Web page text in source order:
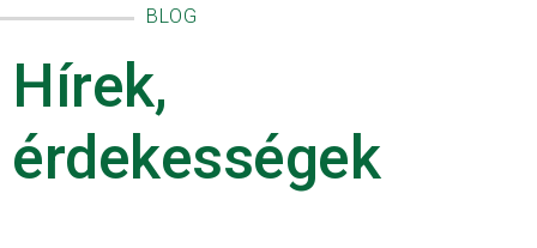
BLOG
Hírek,
érdekességek